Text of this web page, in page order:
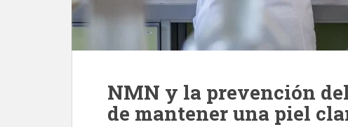
NMN y la prevención
de mantener una piel